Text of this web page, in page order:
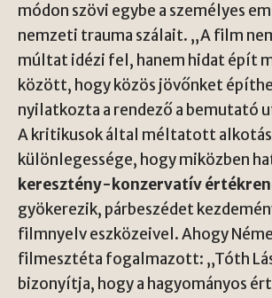
módon szövi egybe a személyes
nemzeti trauma szálait. „A film
múltat idézi fel, hanem hidat épít
között, hogy közös jövőnket
nyilatkozta a rendező a bemutató
A kritikusok által méltatott alkotás
különlegessége, hogy miközben
keresztény-konzervatív
gyökerezik, párbeszédet
filmnyelv eszközeivel. Ahogy
filmesztéta fogalmazott: „Tóth
bizonyítja, hogy a hagyományos